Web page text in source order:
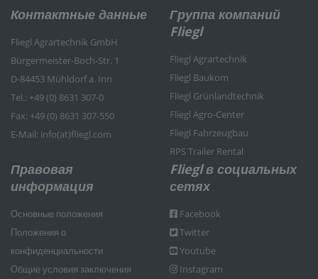
Контактные данные
Fliegl Agrartechnik GmbH
Bürgermeister-Boch-Str. 1
D-84453 Mühldorf a. Inn
Tel.: +49 (0) 8631 307-0
Fax: +49 (0) 8631 307-550
E-Mail: info(at)fliegl.com
Группа компаний
Fliegl
Fliegl Agrartechnik
Fliegl Baukom
Fliegl Grünlandtechnik
Fliegl Agro-Center
Fliegl Fahrzeugbau
RPS Trailer Rental
Правовая
информация
Основные положения
Положения о
конфиденциальности
Общие условия заключения
Fliegl в социальных
сетях
Facebook
Twitter
Youtube
Instagram